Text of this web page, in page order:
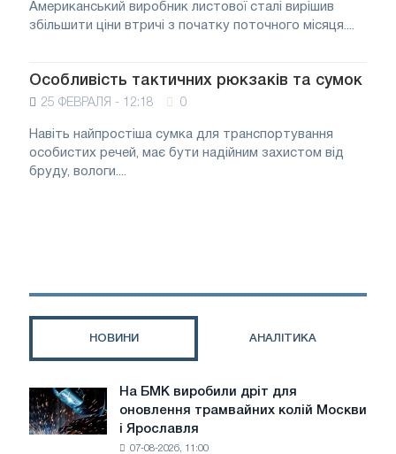
Американський виробник листової сталі вирішив
збільшити ціни втричі з початку поточного місяця....
Особливість тактичних рюкзаків та сумок
25 ФЕВРАЛЯ - 12:18 0
Навіть найпростіша сумка для транспортування
особистих речей, має бути надійним захистом від
бруду, вологи....
НОВИНИ АНАЛІТИКА
На
БМК
виробили
На БМК виробили дріт для
оновлення трамвайних колій Москви
і Ярославля
07-08-2026, 11:00